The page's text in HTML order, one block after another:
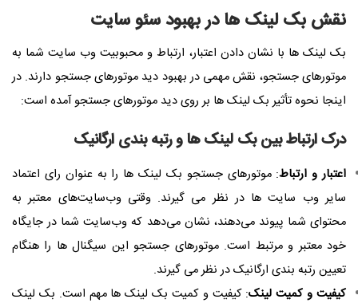
نقش بک لینک ها در بهبود سئو سایت
بک لینک ها با نشان دادن اعتبار، ارتباط و محبوبیت وب سایت شما به
موتورهای جستجو، نقش مهمی در بهبود دید موتورهای جستجو دارند. در
اینجا نحوه تأثیر بک لینک ها بر روی دید موتورهای جستجو آمده است:
درک ارتباط بین بک لینک ها و رتبه بندی ارگانیک
اعتبار و ارتباط: موتورهای جستجو بک لینک ها را به عنوان رای اعتماد
سایر وب سایت ها در نظر می گیرند. وقتی وب‌سایت‌های معتبر به
محتوای شما پیوند می‌دهند، نشان می‌دهد که وب‌سایت شما در جایگاه
خود معتبر و مرتبط است. موتورهای جستجو این سیگنال ها را هنگام
تعیین رتبه بندی ارگانیک در نظر می گیرند.
کیفیت و کمیت لینک: کیفیت و کمیت بک لینک ها مهم است. بک لینک